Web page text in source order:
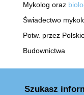
Mykolog oraz
Świadectwo
Potw. przez
Budownictwa
Szukasz